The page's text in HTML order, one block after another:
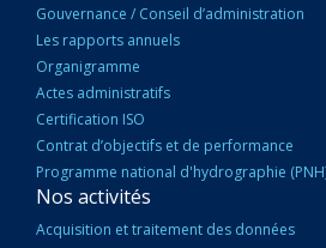
Gouvernance / Conseil d’administration
Les rapports annuels
Organigramme
Actes administratifs
Certification ISO
Contrat d’objectifs et de performance
Programme national d'hydrographie
Nos activités
Acquisition et traitement des données